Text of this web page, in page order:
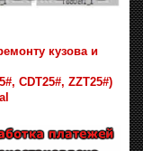
кузова и
CDT25#, ZZT25#)